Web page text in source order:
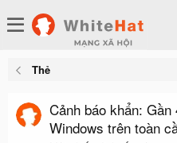
Thẻ
Cảnh báo khẩn:
Windows trên toàn